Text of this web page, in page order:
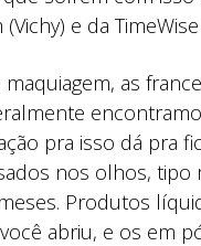
e da
as
pra isso dá pra
nos olhos, tipo
Produtos
abriu, e os em